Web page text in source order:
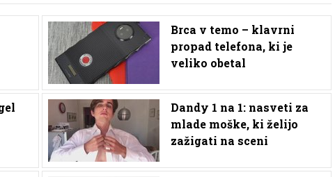
Brca v temo – klavrni
propad telefona, ki je
veliko obetal
Dandy 1 na 1: nasveti za
mlade moške, ki želijo
zažigati na sceni